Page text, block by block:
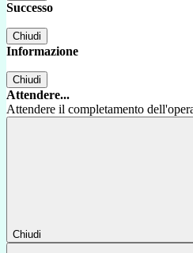
Successo
Chiudi
Informazione
Chiudi
Attendere...
Attendere il completamento
Chiudi